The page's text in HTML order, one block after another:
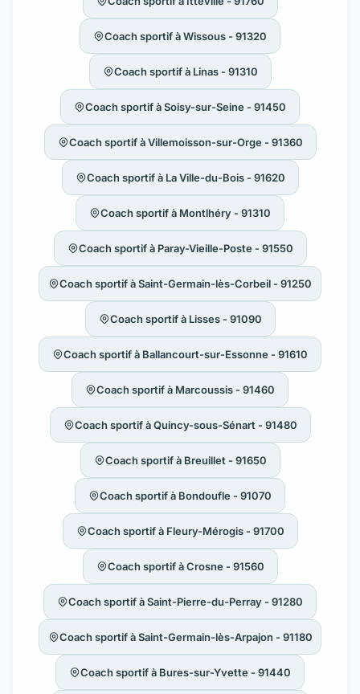
Coach sportif à Wissous - 91320
Coach sportif à Linas - 91310
Coach sportif à Soisy-sur-Seine - 91450
Coach sportif à Villemoisson-sur-Orge - 91360
Coach sportif à La Ville-du-Bois - 91620
Coach sportif à Montlhéry - 91310
Coach sportif à Paray-Vieille-Poste - 91550
Coach sportif à Saint-Germain-lès-Corbeil - 91250
Coach sportif à Lisses - 91090
Coach sportif à Ballancourt-sur-Essonne - 91610
Coach sportif à Marcoussis - 91460
Coach sportif à Quincy-sous-Sénart - 91480
Coach sportif à Breuillet - 91650
Coach sportif à Bondoufle - 91070
Coach sportif à Fleury-Mérogis - 91700
Coach sportif à Crosne - 91560
Coach sportif à Saint-Pierre-du-Perray - 91280
Coach sportif à Saint-Germain-lès-Arpajon - 91180
Coach sportif à Bures-sur-Yvette - 91440